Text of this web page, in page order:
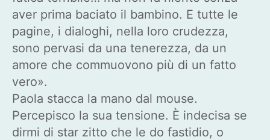
aver prima baciato il bambino. E tutte le
pagine, i dialoghi, nella loro crudezza,
sono pervasi da una tenerezza, da un
amore che commuovono più di un fatto
vero».
Paola stacca la mano dal mouse.
Percepisco la sua tensione. È indecisa se
dirmi di star zitto che le do fastidio, o